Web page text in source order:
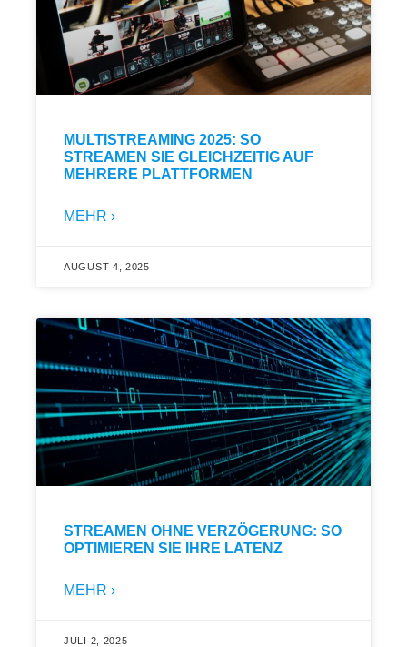
MULTISTREAMING 2025: SO
STREAMEN SIE GLEICHZEITIG AUF
MEHRERE PLATTFORMEN
MEHR ›
AUGUST 4, 2025
STREAMEN OHNE VERZÖGERUNG: SO
OPTIMIEREN SIE IHRE LATENZ
MEHR ›
JULI 2, 2025